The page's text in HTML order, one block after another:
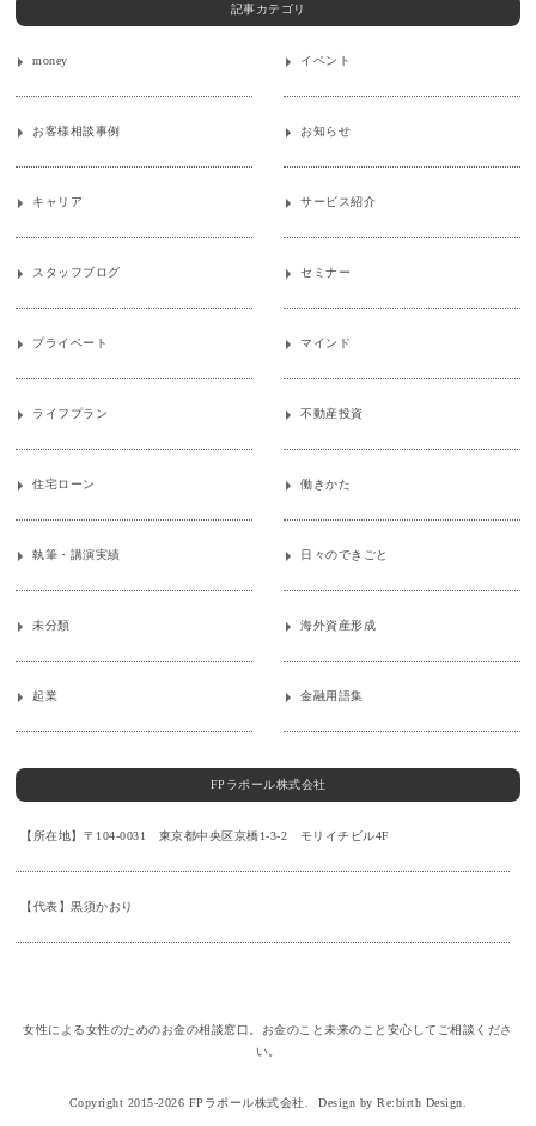
記事カテゴリ
money イベント
お客様相談事例 お知らせ
キャリア サービス紹介
スタッフブログ セミナー
プライベート マインド
ライフプラン 不動産投資
住宅ローン 働きかた
執筆・講演実績 日々のできごと
未分類 海外資産形成
起業 金融用語集
FPラポール株式会社
【所在地】〒104-0031 東京都中央区京橋1-3-2 モリイチビル4F
【代表】黒須かおり
女性による女性のためのお金の相談窓口。お金のこと未来のこと安心してご相談くださ
い。
Copyright 2015-2026 FPラポール株式会社. Design by Re:birth Design.